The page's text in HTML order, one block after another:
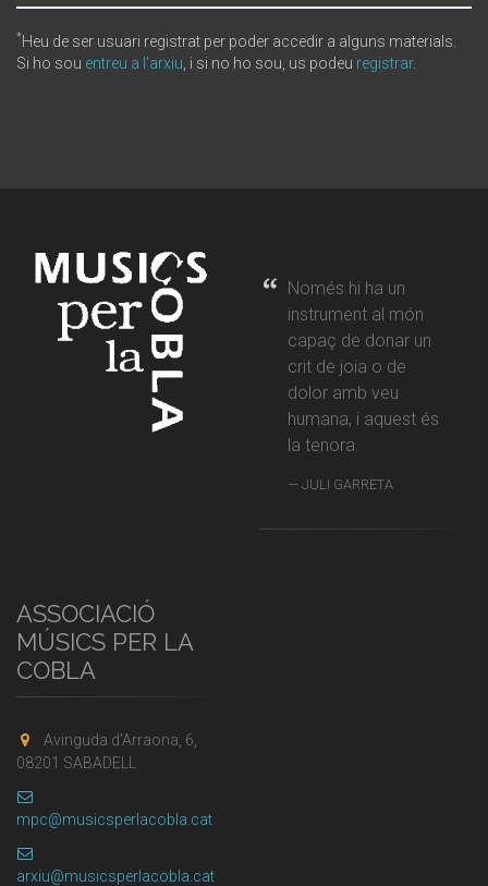
*Heu de ser usuari registrat per poder accedir a alguns materials.
Si ho sou entreu a l'arxiu , i si no ho sou, us podeu registrar.
Només hi ha un
instrument al món
capaç de donar un
crit de joia o de
dolor amb veu
humana, i aquest és
la tenora.
JULI GARRETA
ASSOCIACIÓ
MÚSICS PER LA
COBLA
Avinguda d'Arraona, 6,
08201 SABADELL
mpc@musicsperlacobla.cat
arxiu@musicsperlacobla.cat